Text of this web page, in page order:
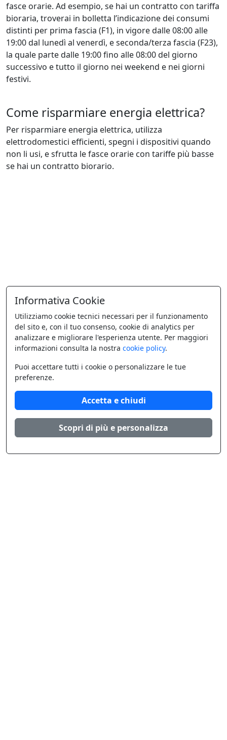
Informativa Cookie
Utilizziamo cookie tecnici necessari per il funzionamento
del sito e, con il tuo consenso, cookie di analytics per
analizzare e migliorare l'esperienza utente. Per maggiori
informazioni consulta la nostra cookie policy.
Puoi accettare tutti i cookie o personalizzare le tue
preferenze.
Accetta e chiudi
Scopri di più e personalizza
fasce orarie. Ad esempio, se hai un contratto con tariffa
bioraria, troverai in bolletta l’indicazione dei consumi
distinti per prima fascia (F1), in vigore dalle 08:00 alle
19:00 dal lunedì al venerdì, e seconda/terza fascia (F23),
la quale parte dalle 19:00 fino alle 08:00 del giorno
successivo e tutto il giorno nei weekend e nei giorni
festivi.
Come risparmiare energia elettrica?
Per risparmiare energia elettrica, utilizza
elettrodomestici efficienti, spegni i dispositivi quando
non li usi, e sfrutta le fasce orarie con tariffe più basse
se hai un contratto biorario.